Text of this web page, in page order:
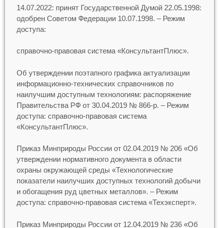
14.07.2022: принят Государственной Думой 22.05.1998:
одобрен Советом Федерации 10.07.1998. – Режим
доступа:
справочно-правовая система «КонсультантПлюс».
Об утверждении поэтапного графика актуализации
информационно-технических справочников по
наилучшим доступным технологиям: распоряжение
Правительства РФ от 30.04.2019 № 866-р. – Режим
доступа: справочно-правовая система
«КонсультантПлюс».
Приказ Минприроды России от 02.04.2019 № 206 «Об
утверждении нормативного документа в области
охраны окружающей среды «Технологические
показатели наилучших доступных технологий добычи
и обогащения руд цветных металлов». – Режим
доступа: справочно-правовая система «Техэксперт».
Приказ Минприроды России от 12.04.2019 № 236 «Об